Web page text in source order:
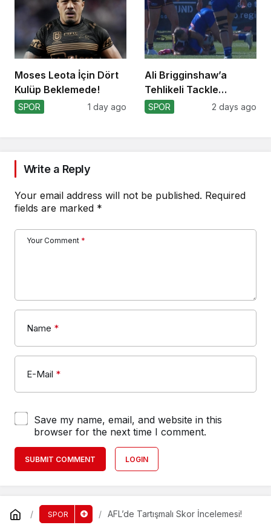
Moses Leota İçin Dört
Kulüp Beklemede!
SPOR 1 day ago
Ali Brigginshaw’a
Tehlikeli Tackle
Nedeniyle Ceza!
SPOR 2 days ago
Write a Reply
Your email address will not be published. Required
fields are marked *
Your Comment *
Name *
E-Mail *
Save my name, email, and website in this
browser for the next time I comment.
SUBMIT COMMENT LOGIN
SPOR AFL’de Tartışmalı Skor İncelemesi!